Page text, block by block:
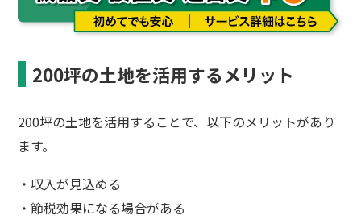
200坪の土地を活用するメリット
200坪の土地を活用することで、以下のメリットがあり
ます。
・収入が見込める
・節税効果になる場合がある